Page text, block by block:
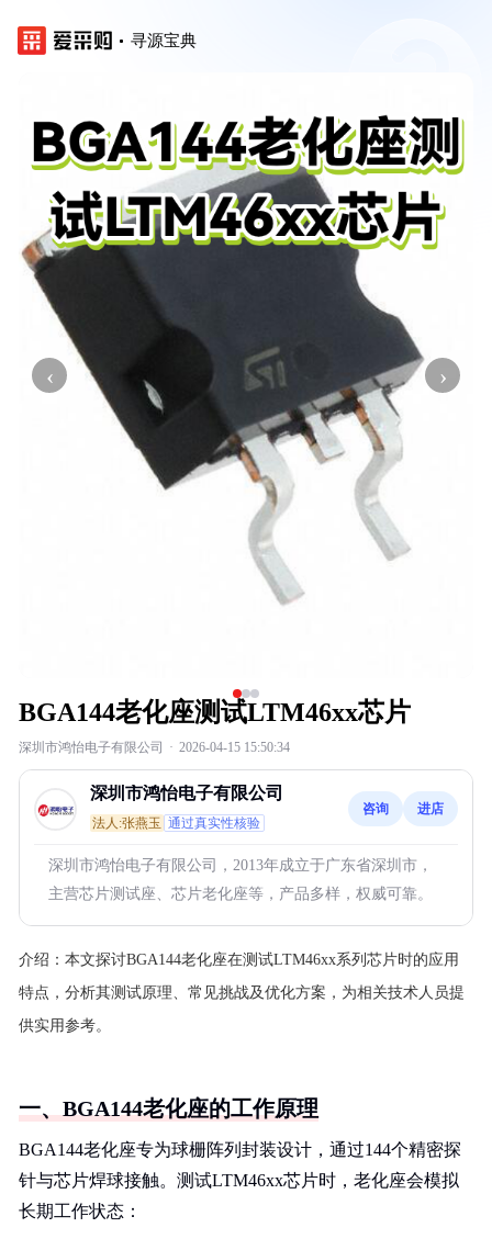
寻源宝典
‹ ›
BGA144老化座测试LTM46xx芯片
深圳市鸿怡电子有限公司 · 2026-04-15 15:50:34
深圳市鸿怡电子有限公司
法人:张燕玉 通过真实性核验
咨询 进店
深圳市鸿怡电子有限公司，2013年成立于广东省深圳市，
主营芯片测试座、芯片老化座等，产品多样，权威可靠。
介绍： 本文探讨BGA144老化座在测试LTM46xx系列芯片时的应用
特点，分析其测试原理、常见挑战及优化方案，为相关技术人员提
供实用参考。
一、BGA144老化座的工作原理
BGA144老化座专为球栅阵列封装设计，通过144个精密探
针与芯片焊球接触。测试LTM46xx芯片时，老化座会模拟
长期工作状态：